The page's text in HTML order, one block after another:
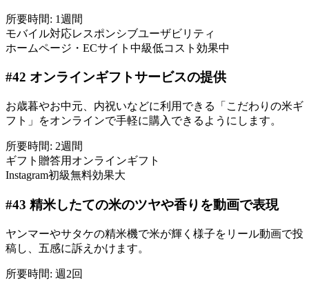
所要時間: 1週間
モバイル対応レスポンシブユーザビリティ
ホームページ・ECサイト 中級低コスト 効果中
#42 オンラインギフトサービスの提供
お歳暮やお中元、内祝いなどに利用できる「こだわりの米ギ
フト」をオンラインで手軽に購入できるようにします。
所要時間: 2週間
ギフト 贈答用 オンラインギフト
Instagram初級無料効果大
#43 精米したての米のツヤや香りを動画で表現
ヤンマーやサタケの精米機で米が輝く様子をリール動画で投
稿し、五感に訴えかけます。
所要時間: 週2回